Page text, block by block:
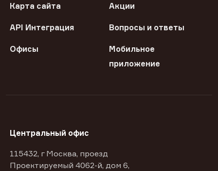
Карта сайта Акции
API Интеграция Вопросы и ответы
Офисы
Мобильное
приложение
Центральный офис
115432, г Москва, проезд
Проектируемый 4062-й, дом 6,